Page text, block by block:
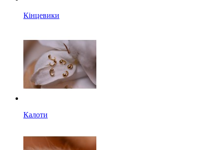
Кінцевики
Калоти